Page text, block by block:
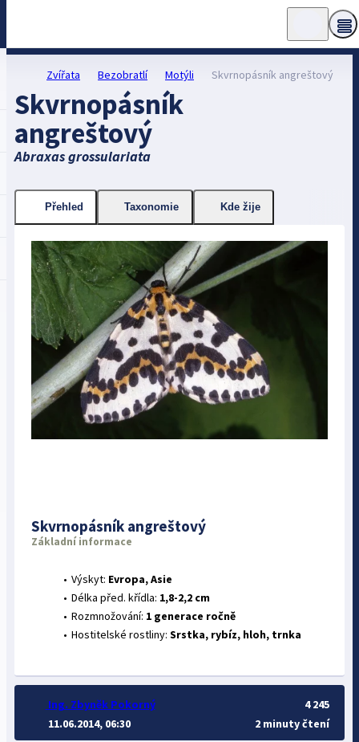
Zvířata Bezobratlí Motýli Skvrnopásník angreštový
Skvrnopásník
angreštový
Abraxas grossulariata
Přehled Taxonomie Kde žije
Skvrnopásník angreštový
Základní informace
Výskyt: Evropa, Asie
Délka před. křídla: 1,8-2,2 cm
Rozmnožování: 1 generace ročně
Hostitelské rostliny: Srstka, rybíz, hloh, trnka
Ing. Zbyněk Pokorný
11.06.2014, 06:30
4 245
2 minuty čtení